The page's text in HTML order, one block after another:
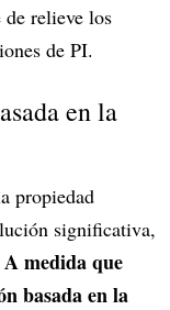
relieve los
de PI.
en la
propiedad
significativa,
A medida que
basada en la